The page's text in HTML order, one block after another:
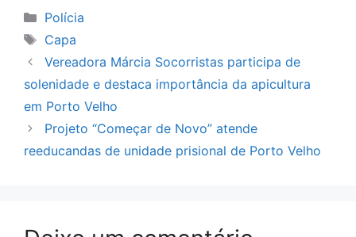
Categorias
Polícia
Tags
Capa
Vereadora Márcia Socorristas participa de
solenidade e destaca importância da apicultura
em Porto Velho
Projeto “Começar de Novo” atende
reeducandas de unidade prisional de Porto Velho